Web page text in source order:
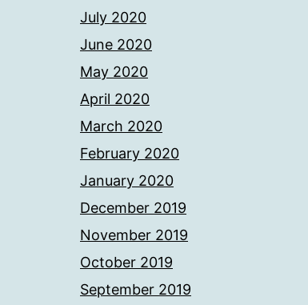
July 2020
June 2020
May 2020
April 2020
March 2020
February 2020
January 2020
December 2019
November 2019
October 2019
September 2019